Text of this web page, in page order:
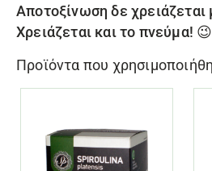
Αποτοξίνωση δε
Χρειάζεται και το πνεύμα! 😉
Προϊόντα που